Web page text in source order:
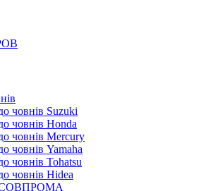
човнів Suzuki
човнів Honda
човнів Mercury
човнів Yamaha
човнів Tohatsu
човнів Hidea
СОВПРОМА